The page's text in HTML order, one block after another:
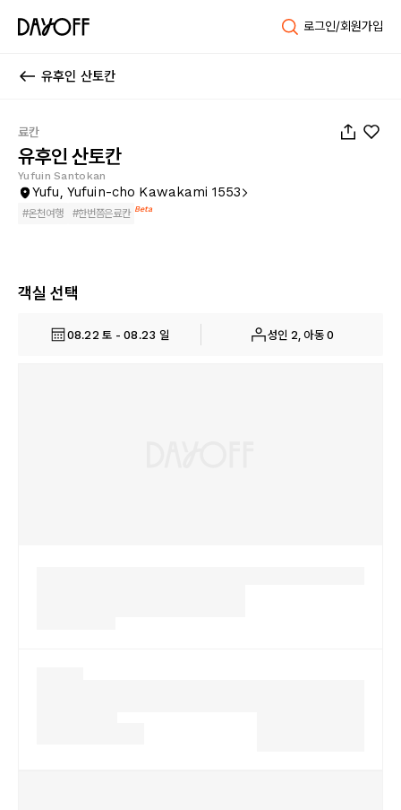
로그인/회원가입
유후인 산토칸
료칸
유후인 산토칸
Yufuin Santokan
Yufu, Yufuin-cho Kawakami 1553
#온천여행 #한번쯤은료칸 Beta
객실 선택
08.22 토 - 08.23 일 성인 2, 아동 0